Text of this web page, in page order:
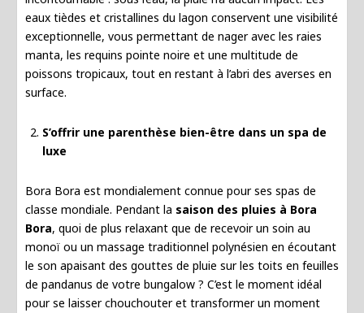
eaux tièdes et cristallines du lagon conservent une visibilité
exceptionnelle, vous permettant de nager avec les raies
manta, les requins pointe noire et une multitude de
poissons tropicaux, tout en restant à l’abri des averses en
surface.
S’offrir une parenthèse bien-être dans un spa de
luxe
Bora Bora est mondialement connue pour ses spas de
classe mondiale. Pendant la saison des pluies à Bora
Bora, quoi de plus relaxant que de recevoir un soin au
monoï ou un massage traditionnel polynésien en écoutant
le son apaisant des gouttes de pluie sur les toits en feuilles
de pandanus de votre bungalow ? C’est le moment idéal
pour se laisser chouchouter et transformer un moment